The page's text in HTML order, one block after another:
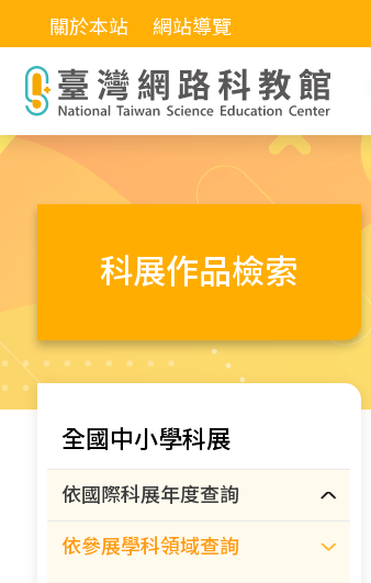
關於本站 網站導覽
科展作品檢索
全國中小學科展
依國際科展年度查詢
依參展學科領域查詢